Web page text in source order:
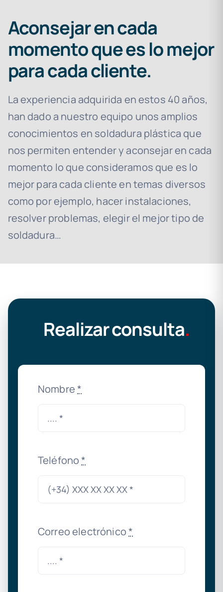
Aconsejar en cada
momento que es lo mejor
para cada cliente.
La experiencia adquirida en estos 40 años,
han dado a nuestro equipo unos amplios
conocimientos en soldadura plástica que
nos permiten entender y aconsejar en cada
momento lo que consideramos que es lo
mejor para cada cliente en temas diversos
como por ejemplo, hacer instalaciones,
resolver problemas, elegir el mejor tipo de
soldadura…
Realizar consulta.
Nombre*
Teléfono*
Correo electrónico*